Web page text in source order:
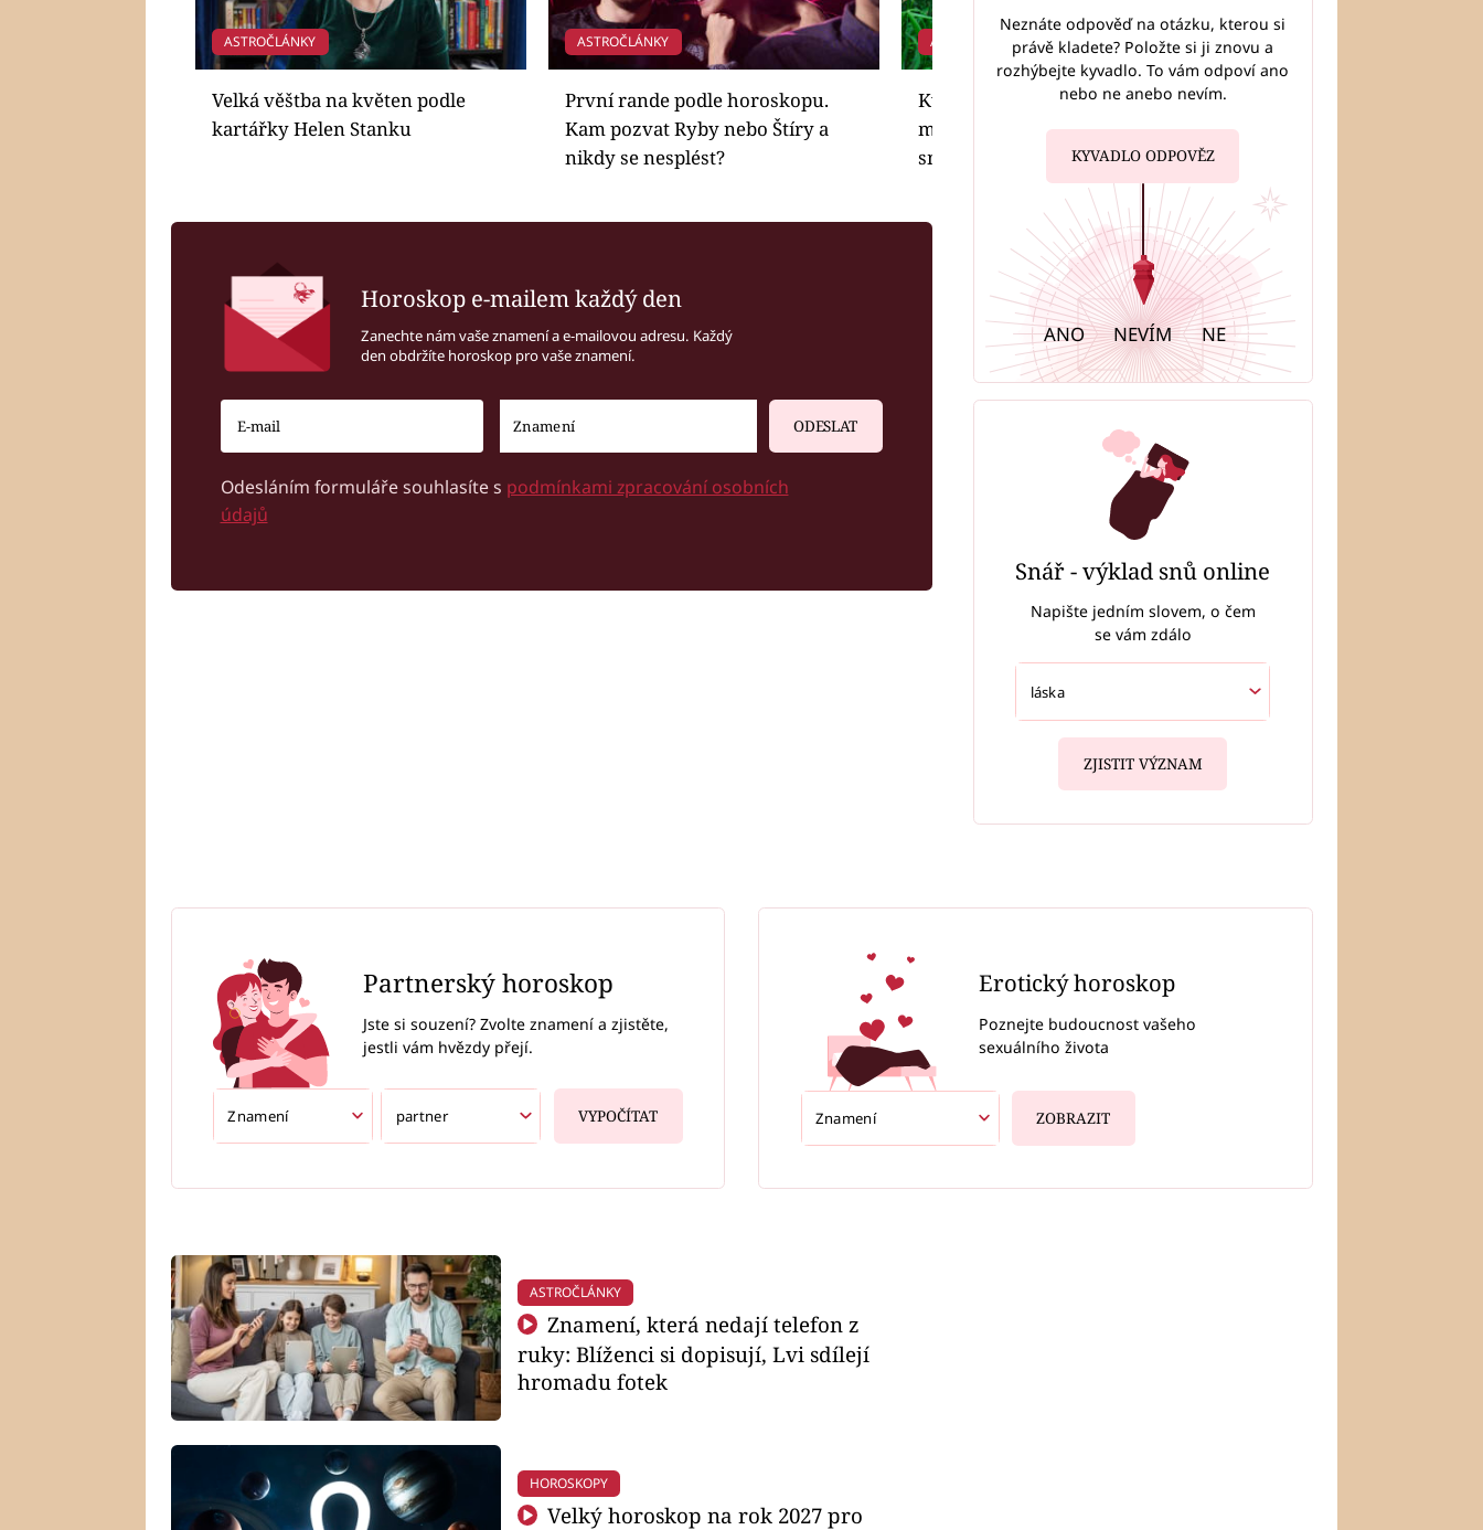
ASTROČLÁNKY
Velká věštba na květen podle
kartářky Helen Stanku
ASTROČLÁNKY
První rande podle horoskopu.
Kam pozvat Ryby nebo Štíry a
nikdy se nesplést?
ASTROČLÁNKY
Květen podle numerologie: Vaše
měsíční číslo vám ukáže, kterým
směrem se vydat
Horoskop e-mailem každý den
Zanechte nám vaše znamení a e-mailovou adresu. Každý
den obdržíte horoskop pro vaše znamení.
ODESLAT
Odesláním formuláře souhlasíte s podmínkami zpracování osobních
údajů
Neznáte odpověď na otázku, kterou si
právě kladete? Položte si ji znovu a
rozhýbejte kyvadlo. To vám odpoví ano
nebo ne anebo nevím.
KYVADLO ODPOVĚZ
ANO NEVÍM NE
Snář - výklad snů online
Napište jedním slovem, o čem
se vám zdálo
ZJISTIT VÝZNAM
Partnerský horoskop
Jste si souzení? Zvolte znamení a zjistěte,
jestli vám hvězdy přejí.
VYPOČÍTAT
Erotický horoskop
Poznejte budoucnost vašeho
sexuálního života
ZOBRAZIT
ASTROČLÁNKY
Znamení, která nedají telefon z
ruky: Blíženci si dopisují, Lvi sdílejí
hromadu fotek
HOROSKOPY
Velký horoskop na rok 2027 pro